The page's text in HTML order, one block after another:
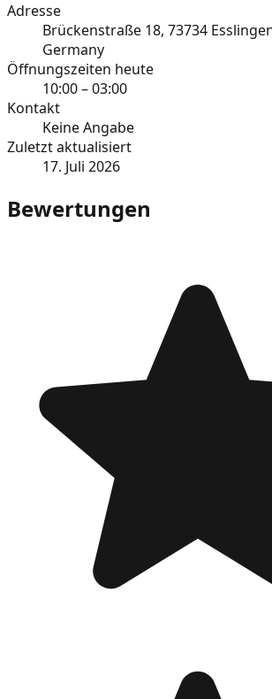
Adresse
Brückenstraße 18, 73734
Germany
Öffnungszeiten heute
10:00 – 03:00
Kontakt
Keine Angabe
Zuletzt aktualisiert
17. Juli 2026
Bewertungen